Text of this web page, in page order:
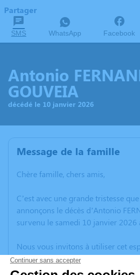
Partager
SMS WhatsApp Facebook
Antonio
GOUVEIA
décédé le 10 janvier 2026
Message de la famille
Chère famille, chers amis,
C’est avec une grande tristesse
annonçons le décès d’Antonio
survenu le samedi 10 janvier 2026
Nous vous invitons à utiliser cet
vos condoléances, partager des
anecdote ou exprimer vos pensées